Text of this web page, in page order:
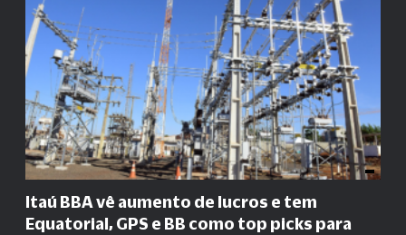
Itaú BBA vê aumento de lucros e tem
Equatorial, GPS e BB como top picks para